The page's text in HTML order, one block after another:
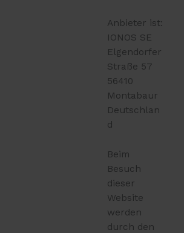
Anbieter ist:
IONOS SE
Elgendorfer
Straße 57
56410
Montabaur
Deutschlan
d
Beim
Besuch
dieser
Website
werden
durch den